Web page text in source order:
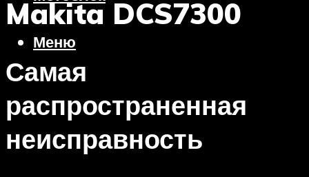
Меню
Makita DCS7300
Самая
распространенная
неисправность